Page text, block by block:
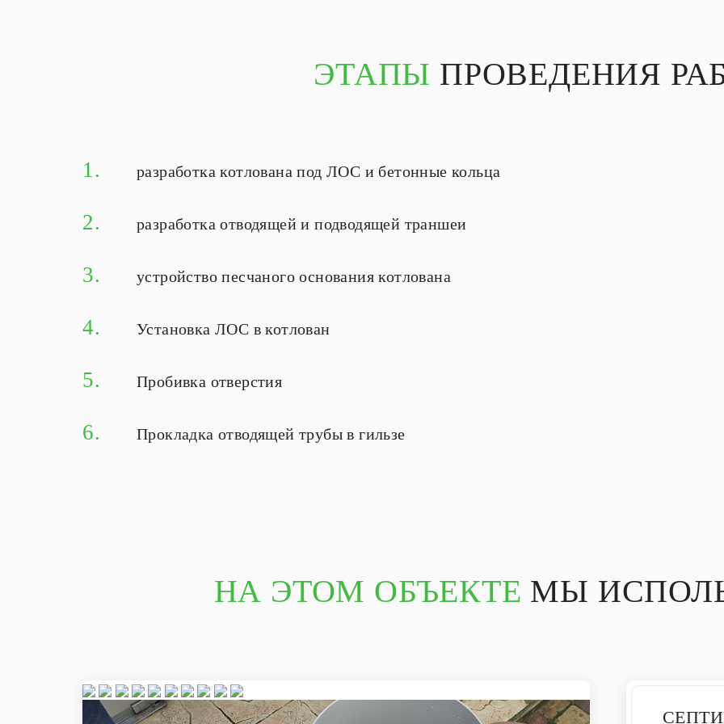
ЭТАПЫ ПРОВЕДЕНИЯ
1. разработка котлована под ЛОС и бетонные кольца
2. разработка отводящей и подводящей траншеи
3. устройство песчаного основания котлована
4. Установка ЛОС в котлован
5. Пробивка отверстия
6. Прокладка отводящей трубы в гильзе
НА ЭТОМ ОБЪЕКТЕ МЫ